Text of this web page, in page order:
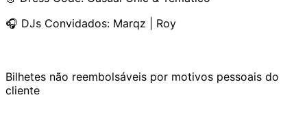
🎧 DJs Convidados: Marqz | Roy
Bilhetes não reembolsáveis por motivos pessoais do
cliente